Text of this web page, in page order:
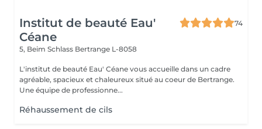
Institut de beauté Eau'
Céane
74
5, Beim Schlass Bertrange L-8058
L'institut de beauté Eau' Céane vous accueille dans un cadre
agréable, spacieux et chaleureux situé au coeur de Bertrange.
Une équipe de professionne...
Réhaussement de cils